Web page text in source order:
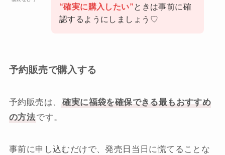
“確実に購入したい” ときは事前に確
認するようにしましょう♡
予約販売で購入する
予約販売は、
確実に福袋を確保できる最もおすすめ
の方法です。
事前に申し込むだけで、発売日当日に慌てることな